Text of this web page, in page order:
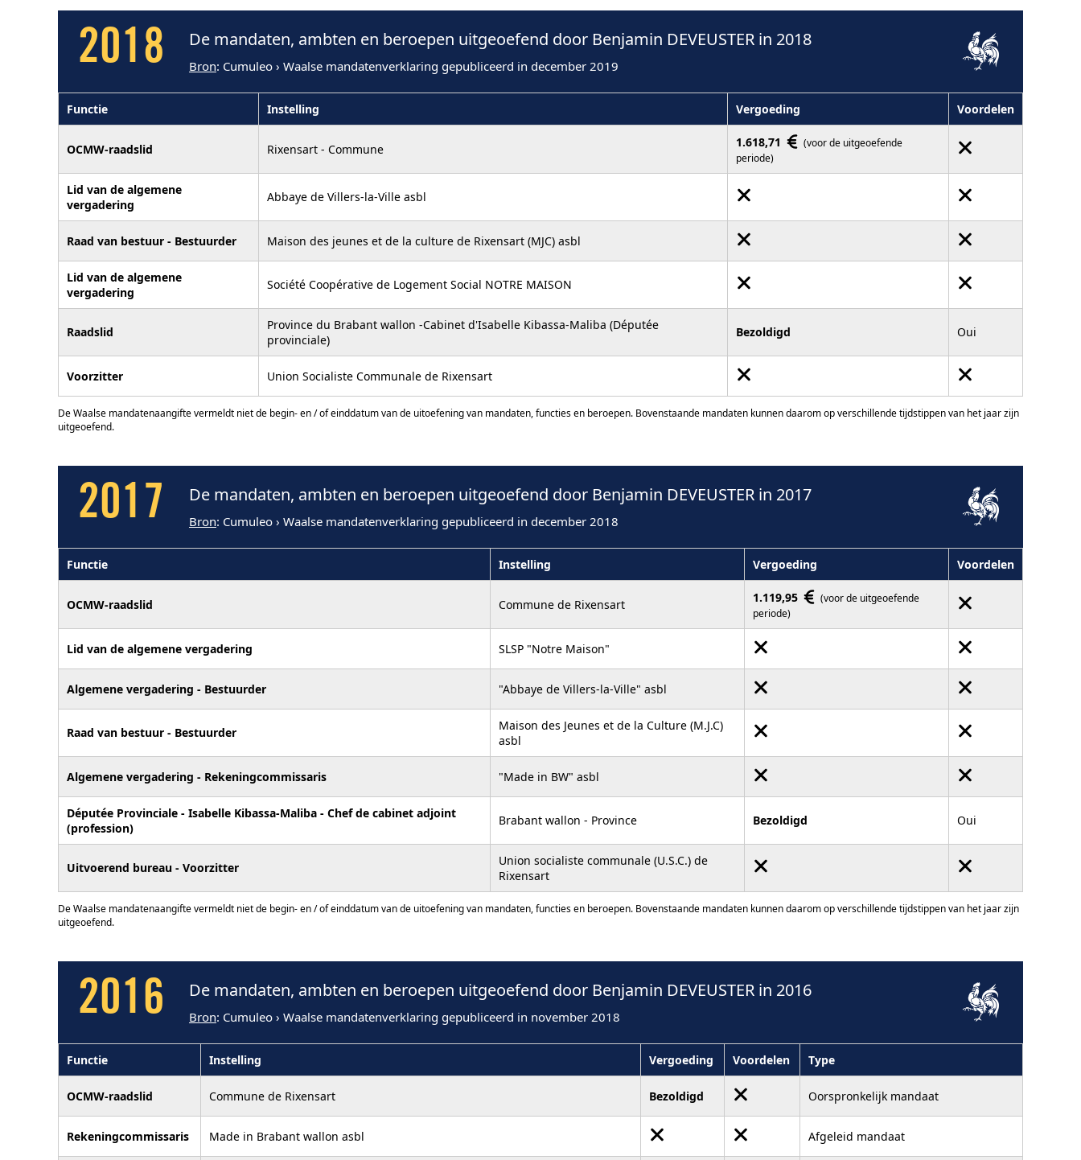
2018 De mandaten, ambten en beroepen uitgeoefend door Benjamin DEVEUSTER in 2018
Bron: Cumuleo › Waalse mandatenverklaring gepubliceerd in december 2019
Functie Instelling Vergoeding Voordelen
OCMW-raadslid Rixensart - Commune 1.618,71
(voor de uitgeoefende
periode)
Lid van de algemene
vergadering
Abbaye de Villers-la-Ville asbl
Raad van bestuur - Bestuurder Maison des jeunes et de la culture de Rixensart (MJC) asbl
Lid van de algemene
vergadering
Société Coopérative de Logement Social NOTRE MAISON
Raadslid
Province du Brabant wallon -Cabinet d'Isabelle Kibassa-Maliba (Députée
provinciale)
Bezoldigd Oui
Voorzitter Union Socialiste Communale de Rixensart
De Waalse mandatenaangifte vermeldt niet de begin- en / of einddatum van de uitoefening van mandaten, functies en beroepen. Bovenstaande mandaten kunnen daarom op verschillende tijdstippen van het jaar zijn
uitgeoefend.
2017 De mandaten, ambten en beroepen uitgeoefend door Benjamin DEVEUSTER in 2017
Bron: Cumuleo › Waalse mandatenverklaring gepubliceerd in december 2018
Functie Instelling Vergoeding Voordelen
OCMW-raadslid Commune de Rixensart 1.119,95
(voor de uitgeoefende
periode)
Lid van de algemene vergadering SLSP "Notre Maison"
Algemene vergadering - Bestuurder "Abbaye de Villers-la-Ville" asbl
Raad van bestuur - Bestuurder
Maison des Jeunes et de la Culture (M.J.C)
asbl
Algemene vergadering - Rekeningcommissaris "Made in BW" asbl
Députée Provinciale - Isabelle Kibassa-Maliba - Chef de cabinet adjoint
(profession)
Brabant wallon - Province Bezoldigd Oui
Uitvoerend bureau - Voorzitter
Union socialiste communale (U.S.C.) de
Rixensart
De Waalse mandatenaangifte vermeldt niet de begin- en / of einddatum van de uitoefening van mandaten, functies en beroepen. Bovenstaande mandaten kunnen daarom op verschillende tijdstippen van het jaar zijn
uitgeoefend.
2016 De mandaten, ambten en beroepen uitgeoefend door Benjamin DEVEUSTER in 2016
Bron: Cumuleo › Waalse mandatenverklaring gepubliceerd in november 2018
Functie Instelling Vergoeding Voordelen Type
OCMW-raadslid Commune de Rixensart Bezoldigd Oorspronkelijk mandaat
Rekeningcommissaris Made in Brabant wallon asbl Afgeleid mandaat